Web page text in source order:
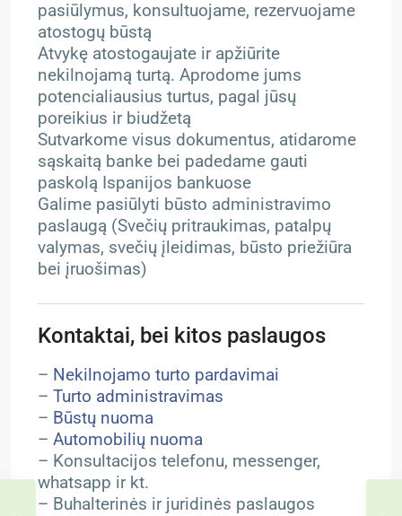
pasiūlymus, konsultuojame, rezervuojame
atostogų būstą
Atvykę atostogaujate ir apžiūrite
nekilnojamą turtą. Aprodome jums
potencialiausius turtus, pagal jūsų
poreikius ir biudžetą
Sutvarkome visus dokumentus, atidarome
sąskaitą banke bei padedame gauti
paskolą Ispanijos bankuose
Galime pasiūlyti būsto administravimo
paslaugą (Svečių pritraukimas, patalpų
valymas, svečių įleidimas, būsto priežiūra
bei įruošimas)
Kontaktai, bei kitos paslaugos
– Nekilnojamo turto pardavimai
– Turto administravimas
– Būstų nuoma
– Automobilių nuoma
– Konsultacijos telefonu, messenger,
whatsapp ir kt.
– Buhalterinės ir juridinės paslaugos